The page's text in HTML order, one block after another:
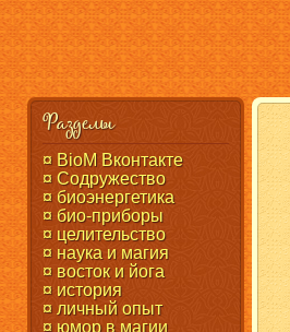
Разделы
¤ BioM Вконтакте
¤ Содружество
¤ биоэнергетика
¤ био-приборы
¤ целительство
¤ наука и магия
¤ восток и йога
¤ история
¤ личный опыт
¤ юмор в магии